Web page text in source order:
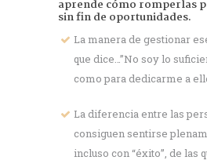
aprende cómo romperlas
sin fin de oportunidades.
La manera de gestionar
que dice…”No soy lo
como para dedicarme a
La diferencia entre las
consiguen sentirse
incluso con “éxito”, de las